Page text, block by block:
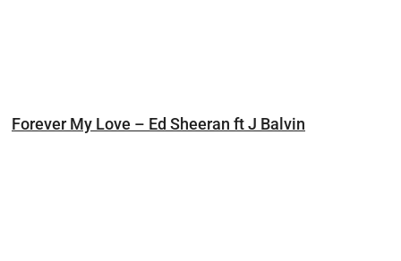
Forever My Love – Ed Sheeran ft J Balvin